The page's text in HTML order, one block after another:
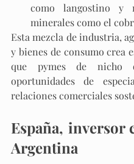
como langostino y
minerales como el
Esta mezcla de industria,
y bienes de consumo crea
que pymes de nicho
oportunidades de
relaciones comerciales
España, inversor
Argentina